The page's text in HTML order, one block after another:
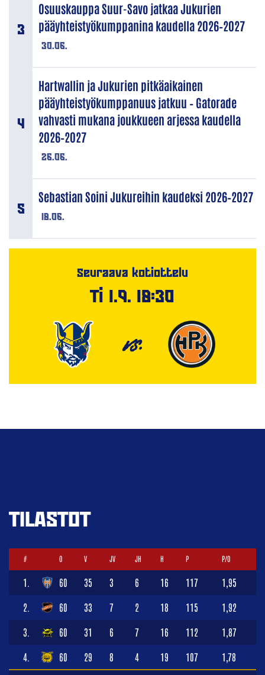
30.06.
Osuuskauppa Suur-Savo jatkaa Jukurien
pääyhteistyökumppanina kaudella 2026–2027
26.06.
Hartwallin ja Jukurien pitkäaikainen
pääyhteistyökumppanuus jatkuu – Gatorade
vahvasti mukana joukkueen arjessa kaudella
2026–2027
18.06.
Sebastian Soini Jukureihin kaudeksi 2026–2027
Seuraava kotiottelu
Ti 1.9. 18:30
VS.
TILASTOT
# O V JV JH H P P/O
1. 60 35 3 6 16 117 1,95
2. 60 33 7 2 18 115 1,92
3. 60 31 6 7 16 112 1,87
4. 60 29 8 4 19 107 1,78